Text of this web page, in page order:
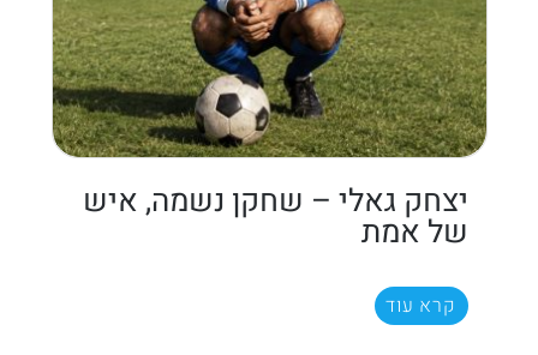
יצחק גאלי – שחקן נשמה, איש
של אמת
קרא עוד